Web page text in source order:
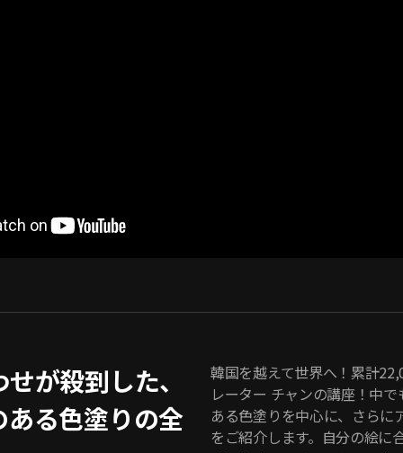
が殺到した、
る色塗りの全
韓国を越えて世界へ！累計
レーター チャンの講座！中
ある色塗りを中心に、さら
をご紹介します。自分の絵に